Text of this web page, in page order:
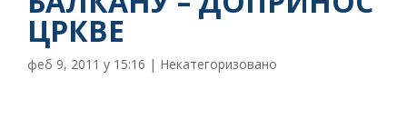
ЦРКВЕ
феб 9, 2011 у 15:16 | Некатегоризовано